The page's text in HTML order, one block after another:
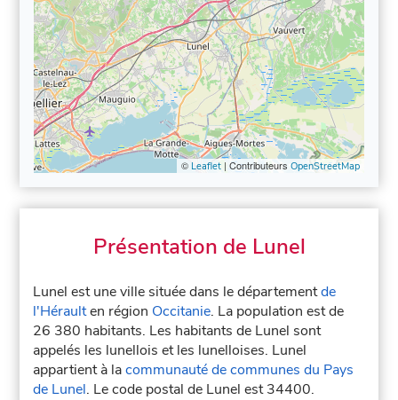
© Leaflet| Contributeurs OpenStreetMap
Présentation de Lunel
Lunel est une ville située dans le départementde
l'Héraulten région Occitanie. La population est de
26 380 habitants. Les habitants de Lunel sont
appelés les lunellois et les lunelloises. Lunel
appartient à lacommunauté de communes du Pays
de Lunel. Le code postal de Lunel est 34400.